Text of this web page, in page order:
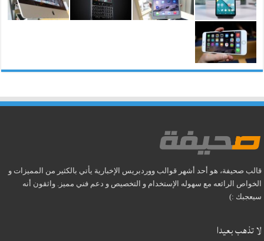
قالب صحيفة، هو أحد أشهر قوالب ووردبريس الإخبارية يأتي بالكثير من المميزات و
الخواص الرائعه مع سهوله الإستخدام و التخصيص و دعم فني مميز. واثقون أنه
سيعجبك :)
لا تذهب بعيدا